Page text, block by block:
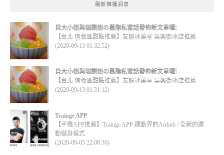
最新推播訊息
貝大小姐與瑞餚姐の囂脂私蜜話發佈新文章囉!
【台北 信義區甜點推薦】友誼冰菓室 吳興街冰店推薦
(2020-09-13 01:32:52)
貝大小姐與瑞餚姐の囂脂私蜜話發佈新文章囉!
【台北 信義區甜點推薦】友誼冰菓室 吳興街冰店推薦
(2020-09-13 01:31:12)
Trainge APP
【手機APP推薦】Trainge APP 運動界的Airbnb / 全新的運
動健身模式
(2020-09-05 22:08:36)